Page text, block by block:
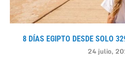
8 DÍAS EGIPTO DESDE SOLO
24 julio,